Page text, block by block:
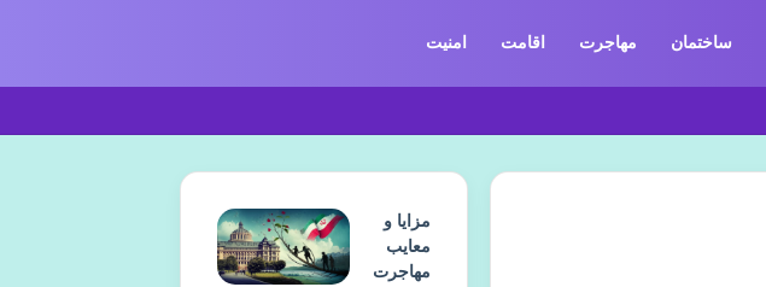
ساختمان مهاجرت اقامت امنیت
مزایا و
معایب
مهاجرت